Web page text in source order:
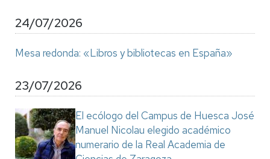
24/07/2026
Mesa redonda: «Libros y bibliotecas en España»
23/07/2026
El ecólogo del Campus de Huesca José
Manuel Nicolau elegido académico
numerario de la Real Academia de